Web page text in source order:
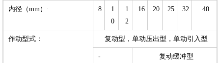
内径（mm）: 8
1
0
1
2
16 20 25 32 40
作动型式： 复动型，单动压出型，单动引入型
- 复动缓冲型